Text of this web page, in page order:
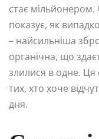
стає мільйонером.
показує, як
– найсильніша
органічна, що
злилися в одне. Ця
тих, хто хоче
дня.